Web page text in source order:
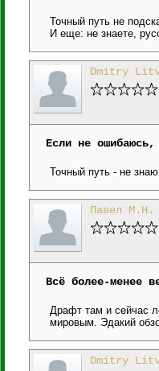
Точный путь не
И еще: не знаете,
Dmitry
Если не
Точный путь - не
Павел М.Н.
Всё более-менее
Драфт там и сейчас
мировым. Эдакий
Dmitry